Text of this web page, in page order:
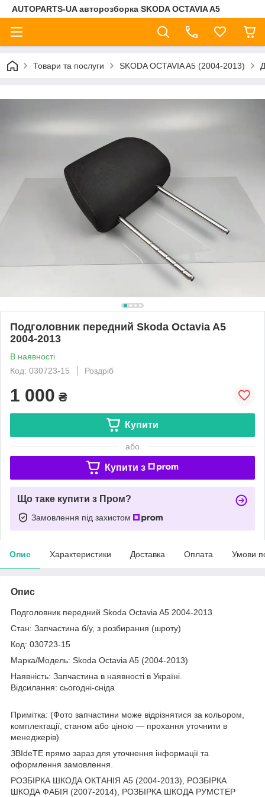
AUTOPARTS-UA авторозборка SKODA OCTAVIA A5
Товари та послуги SKODA OCTAVIA A5 (2004-2013)
Подголовник передний Skoda Octavia A5
2004-2013
В наявності
Код: 030723-15
Роздріб
1 000 ₴
Купити
або
Купити з
Що таке купити з Пром?
Замовлення під захистом
Опис Характеристики Доставка Оплата Умови
Опис
Подголовник передний Skoda Octavia A5 2004-2013
Стан: Запчастина б/у, з розбирання (шроту)
Код: 030723-15
Марка/Модель: Skoda Octavia A5 (2004-2013)
Наявність: Запчастина в наявності в Україні.
Відсилання: сьогодні-сніда
Примітка: (Фото запчастини може відрізнятися за кольором,
комплектації, станом або ціною — прохання уточнити в
менеджерів)
ЗВІdeТЕ прямо зараз для уточнення інформації та
оформлення замовлення.
РОЗБІРКА ШКОДА ОКТАНІЯ A5 (2004-2013), РОЗБІРКА
ШКОДА ФАБІЯ (2007-2014), РОЗБІРКА ШКОДА РУМСТЕР